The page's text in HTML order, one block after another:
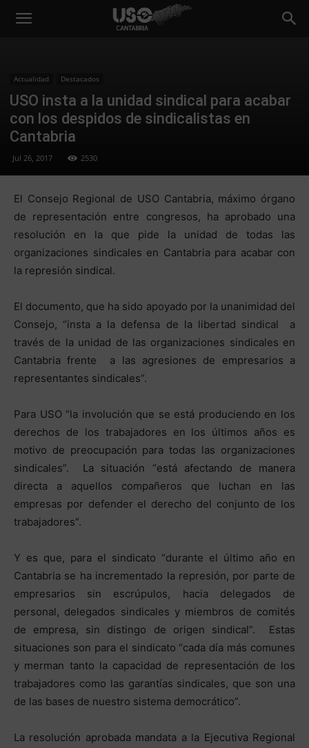
Actualidad Destacados
USO insta a la unidad sindical para acabar
con los despidos de sindicalistas en
Cantabria
Jul 26, 2017 2530
El Consejo Regional de USO Cantabria, máximo órgano
de representación entre congresos, ha aprobado una
resolución en la que pide la unidad de todas las
organizaciones sindicales en Cantabria para acabar con
la represión sindical.
El documento, que ha sido apoyado por la unanimidad del
Consejo, “insta a la defensa de la libertad sindical a
través de la unidad de las organizaciones sindicales en
Cantabria frente a las agresiones de empresarios a
representantes sindicales”.
Para USO “la involución que se está produciendo en los
derechos de los trabajadores en los últimos años es
motivo de preocupación para todas las organizaciones
sindicales”. La situación “está afectando de manera
directa a aquellos compañeros que luchan en las
empresas por defender el derecho del conjunto de los
trabajadores”.
Y es que, para el sindicato “durante el último año en
Cantabria se ha incrementado la represión, por parte de
empresarios sin escrúpulos, hacia delegados de
personal, delegados sindicales y miembros de comités
de empresa, sin distingo de origen sindical”. Estas
situaciones son para el sindicato “cada día más comunes
y merman tanto la capacidad de representación de los
trabajadores como las garantías sindicales, que son una
de las bases de nuestro sistema democrático”.
La resolución aprobada mandata a la Ejecutiva Regional